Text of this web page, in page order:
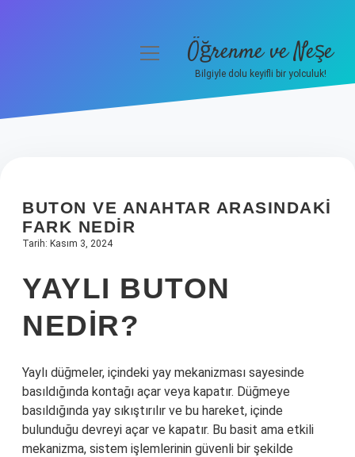
Hakkımızda
menüyüÖğrenme ve Neşe
Bilgiyle dolu keyifli bir yolculuk!
BUTON VE ANAHTAR ARASINDAKI
FARK NEDIR
Tarih: Kasım 3, 2024
YAYLI BUTON
NEDIR?
Yaylı düğmeler, içindeki yay mekanizması sayesinde
basıldığında kontağı açar veya kapatır. Düğmeye
basıldığında yay sıkıştırılır ve bu hareket, içinde
bulunduğu devreyi açar ve kapatır. Bu basit ama etkili
mekanizma, sistem işlemlerinin güvenli bir şekilde